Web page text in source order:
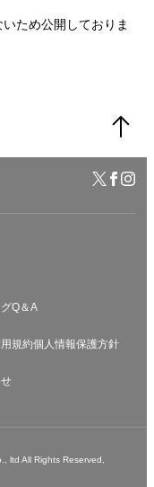
ため公開しておりま
Q＆A
規約個人情報保護方針
ltd All Rights Reserved,